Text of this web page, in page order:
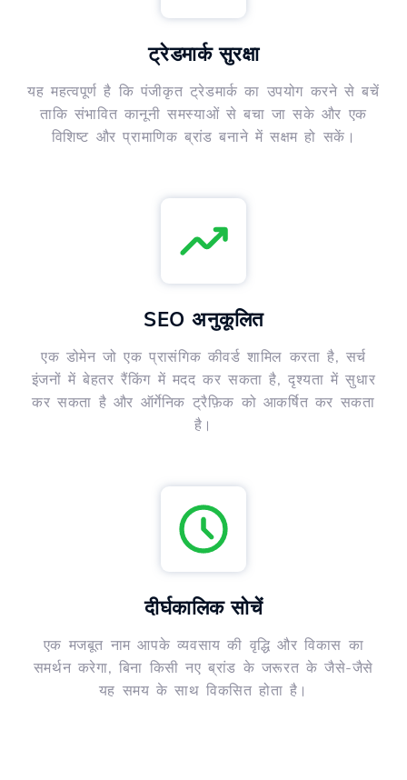
ट्रेडमार्क सुरक्षा
यह महत्वपूर्ण है कि पंजीकृत ट्रेडमार्क का उपयोग करने से बचें
ताकि संभावित कानूनी समस्याओं से बचा जा सके और एक
विशिष्ट और प्रामाणिक ब्रांड बनाने में सक्षम हो सकें।
SEO अनुकूलित
एक डोमेन जो एक प्रासंगिक कीवर्ड शामिल करता है, सर्च
इंजनों में बेहतर रैंकिंग में मदद कर सकता है, दृश्यता में सुधार
कर सकता है और ऑर्गेनिक ट्रैफ़िक को आकर्षित कर सकता
है।
दीर्घकालिक सोचें
एक मजबूत नाम आपके व्यवसाय की वृद्धि और विकास का
समर्थन करेगा, बिना किसी नए ब्रांड के जरूरत के जैसे-जैसे
यह समय के साथ विकसित होता है।